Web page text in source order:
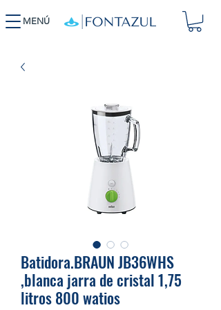
MENÚ
Batidora.BRAUN JB36WHS
,blanca jarra de cristal 1,75
litros 800 watios